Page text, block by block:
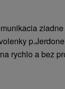
rychlo a bez